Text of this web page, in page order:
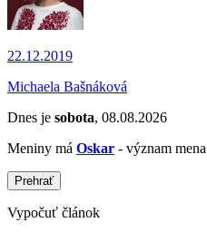
22.12.2019
Michaela Bašnáková
Dnes je sobota, 08.08.2026
Meniny má Oskar - význam mena
Prehrať
Vypočuť článok